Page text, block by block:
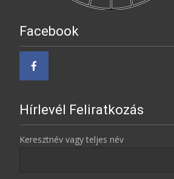
Facebook
Hírlevél Feliratkozás
Keresztnév vagy teljes név